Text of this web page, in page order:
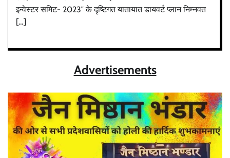
इन्वेस्टर समिट- 2023″ के दृष्टिगत यातायात डायवर्ट प्लान निम्नवत
[…]
Advertisements